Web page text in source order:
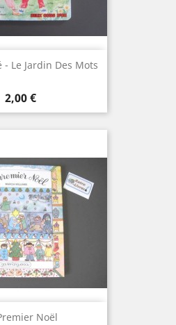
- Le Jardin Des Mots
Prix
2,00 €
Noël